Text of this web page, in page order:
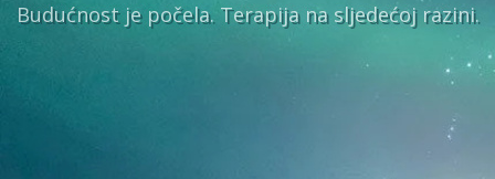
Budućnost je počela. Terapija na sljedećoj razini.